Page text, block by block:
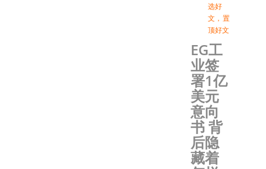
选好
文 ， 置
顶好文
EG工
业签
署1亿
美元
意向
书 背
后隐
藏着